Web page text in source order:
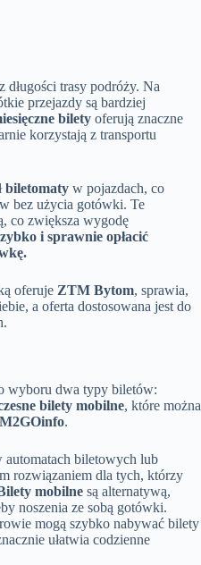
długości trasy podróży. Na
przejazdy są bardziej
bilety oferują znaczne
korzystają z transportu
biletomaty w pojazdach, co
bez użycia gotówki. Te
co zwiększa wygodę
i sprawnie opłacić
oferuje ZTM Bytom, sprawia,
a oferta dostosowana jest do
wyboru dwa typy biletów:
bilety mobilne, które można
.
automatach biletowych lub
rozwiązaniem dla tych, którzy
mobilne są alternatywą,
noszenia ze sobą gotówki.
mogą szybko nabywać bilety
ułatwia codzienne